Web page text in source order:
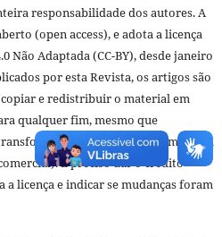
responsabilidade dos autores. A
(open access), e adota a licença
Não Adaptada (CC-BY), desde janeiro
por esta Revista, os artigos são
e redistribuir o material em
qualquer fim, mesmo que
e criar a partir do material
É preciso dar o crédito
licença e indicar se mudanças foram